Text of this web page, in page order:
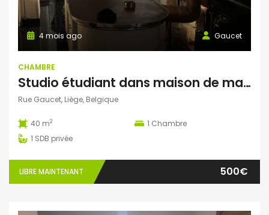
Gaucet
4 mois ago
CHAMBRE
Studio étudiant dans maison de maître – Parc de la Boverie (Liège)
Rue Gaucet, Liège, Belgique
40 m2 1 Chambre
1 SDB privée
LIBRE MAINTENANT 500€